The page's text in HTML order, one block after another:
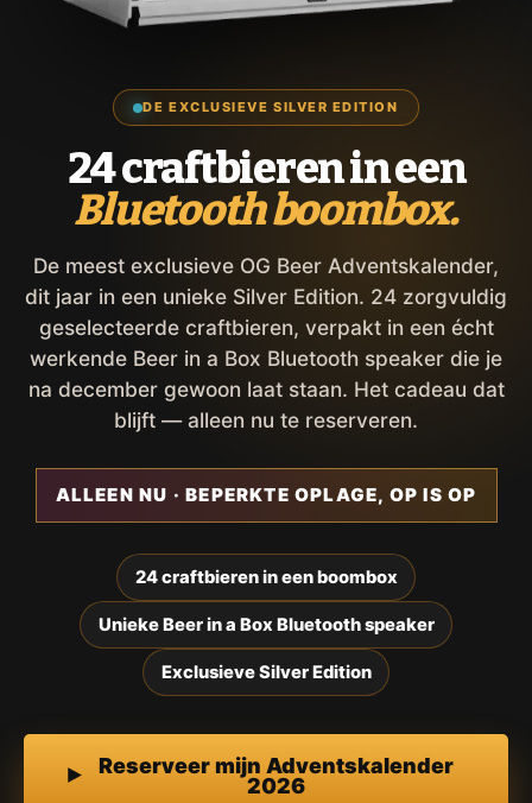
DE EXCLUSIEVE SILVER EDITION
24 craftbieren in een
Bluetooth boombox.
De meest exclusieve OG Beer Adventskalender,
dit jaar in een unieke Silver Edition. 24 zorgvuldig
geselecteerde craftbieren, verpakt in een écht
werkende Beer in a Box Bluetooth speaker die je
na december gewoon laat staan. Het cadeau dat
blijft — alleen nu te reserveren.
ALLEEN NU · BEPERKTE OPLAGE, OP IS OP
24 craftbieren in een boombox
Unieke Beer in a Box Bluetooth speaker
Exclusieve Silver Edition
Reserveer mijn Adventskalender
2026